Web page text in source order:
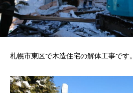
札幌市東区で木造住宅の解体工事です。